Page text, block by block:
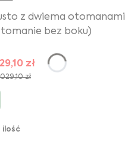
z dwiema otomanami
bez boku)
zł
zł
ilość